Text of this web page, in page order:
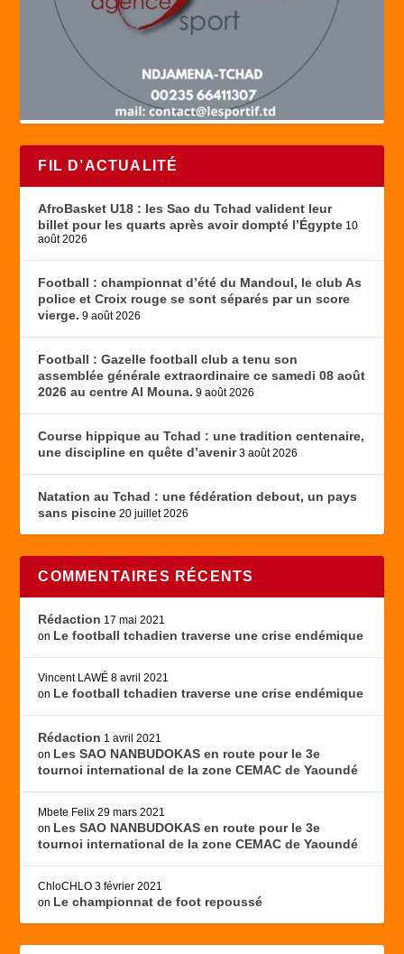
FIL D’ACTUALITÉ
AfroBasket U18 : les Sao du Tchad valident leur
billet pour les quarts après avoir dompté l’Égypte 10
août 2026
Football : championnat d’été du Mandoul, le club As
police et Croix rouge se sont séparés par un score
vierge. 9 août 2026
Football : Gazelle football club a tenu son
assemblée générale extraordinaire ce samedi 08 août
2026 au centre Al Mouna. 9 août 2026
Course hippique au Tchad : une tradition centenaire,
une discipline en quête d’avenir 3 août 2026
Natation au Tchad : une fédération debout, un pays
sans piscine 20 juillet 2026
COMMENTAIRES RÉCENTS
Rédaction 17 mai 2021
on Le football tchadien traverse une crise endémique
Vincent LAWÉ 8 avril 2021
on Le football tchadien traverse une crise endémique
Rédaction 1 avril 2021
on Les SAO NANBUDOKAS en route pour le 3e
tournoi international de la zone CEMAC de Yaoundé
Mbete Felix 29 mars 2021
on Les SAO NANBUDOKAS en route pour le 3e
tournoi international de la zone CEMAC de Yaoundé
ChloCHLO 3 février 2021
on Le championnat de foot repoussé